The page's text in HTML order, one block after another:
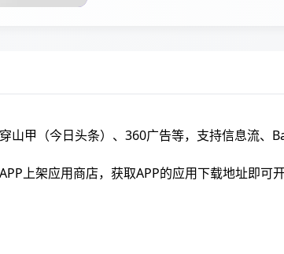
山甲（今日头条）、360广告等，支持信息流、
上架应用商店，获取APP的应用下载地址即可